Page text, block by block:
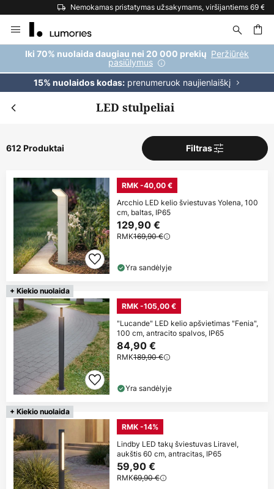
Nemokamas pristatymas užsakymams, viršijantiems 69 €
to
Content
Iki 70% nuolaida daugiau nei 20 000 prekių Peržiūrėk
pasiūlymus
15% nuolaidos kodas:prenumeruok naujienlaiškį
LED stulpeliai
612 Produktai Filtras
RMK -40,00 €
Arcchio LED kelio šviestuvas Yolena, 100
cm, baltas, IP65
129,90 €
RMK169,90 €
Yra sandėlyje
+ Kiekio nuolaida
RMK -105,00 €
"Lucande" LED kelio apšvietimas "Fenia",
100 cm, antracito spalvos, IP65
84,90 €
RMK189,90 €
Yra sandėlyje
+ Kiekio nuolaida
RMK -14%
Lindby LED takų šviestuvas Liravel,
aukštis 60 cm, antracitas, IP65
59,90 €
RMK69,90 €